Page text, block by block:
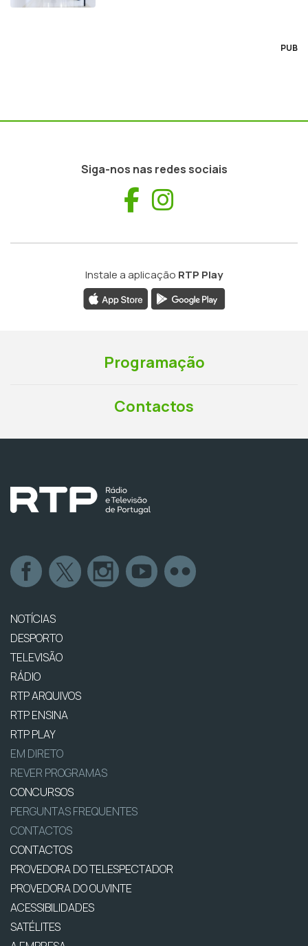
PUB
Siga-nos nas redes sociais
Facebook
Instale a aplicação RTP Play
Programação
Contactos
NOTÍCIAS
DESPORTO
TELEVISÃO
RÁDIO
RTP ARQUIVOS
RTP ENSINA
RTP PLAY
EM DIRETO
REVER PROGRAMAS
CONCURSOS
PERGUNTAS FREQUENTES
CONTACTOS
CONTACTOS
PROVEDORA DO TELESPECTADOR
PROVEDORA DO OUVINTE
ACESSIBILIDADES
SATÉLITES